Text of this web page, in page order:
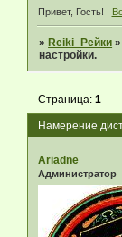
Привет, Гость!
» Reiki_Рейки »
настройки.
Намeрение
Страница:1
Ariadne
Администратор